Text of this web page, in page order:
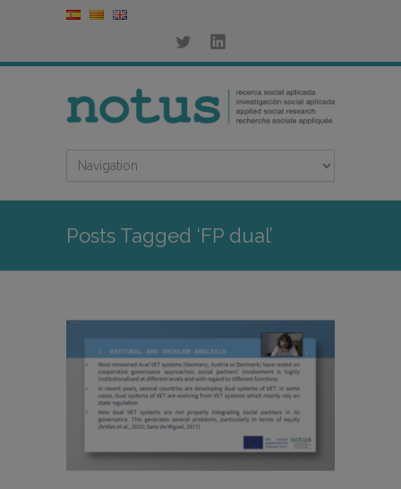
Posts Tagged ‘FP dual’